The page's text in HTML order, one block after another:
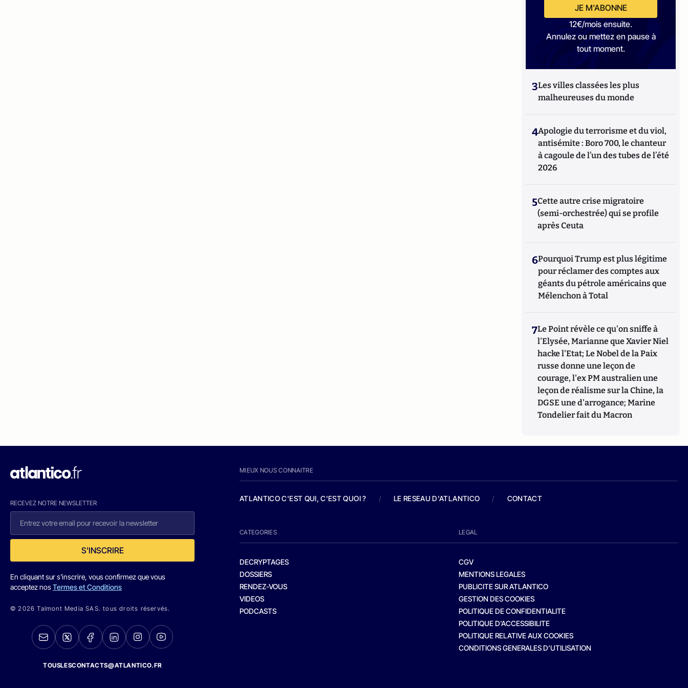
JE M'ABONNE
12€/mois ensuite.
Annulez ou mettez en pause à
tout moment.
3Les villes classées les plus
malheureuses du monde
4Apologie du terrorisme et du viol,
antisémite : Boro 700, le chanteur
à cagoule de l’un des tubes de l’été
2026
5Cette autre crise migratoire
(semi-orchestrée) qui se profile
après Ceuta
6Pourquoi Trump est plus légitime
pour réclamer des comptes aux
géants du pétrole américains que
Mélenchon à Total
7Le Point révèle ce qu'on sniffe à
l'Elysée, Marianne que Xavier Niel
hacke l'Etat; Le Nobel de la Paix
russe donne une leçon de
courage, l'ex PM australien une
leçon de réalisme sur la Chine, la
DGSE une d'arrogance; Marine
Tondelier fait du Macron
RECEVEZ NOTRE NEWSLETTER
S'INSCRIRE
En cliquant sur s'inscrire, vous confirmez que vous
acceptez nosTermes et Conditions
© 2026 Talmont Media SAS. tous droits réservés.
TOUSLESCONTACTS@ATLANTICO.FR
MIEUX NOUS CONNAITRE
ATLANTICO C'EST QUI, C'EST QUOI ? / LE RESEAU D'ATLANTICO / CONTACT
CATEGORIES
DECRYPTAGES
DOSSIERS
RENDEZ-VOUS
VIDEOS
PODCASTS
LEGAL
CGV
MENTIONS LEGALES
PUBLICITE SUR ATLANTICO
GESTION DES COOKIES
POLITIQUE DE CONFIDENTIALITE
POLITIQUE D’ACCESSIBILITE
POLITIQUE RELATIVE AUX COOKIES
CONDITIONS GENERALES D’UTILISATION